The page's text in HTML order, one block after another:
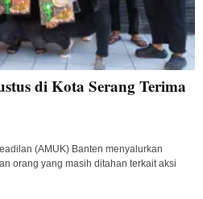
di Kota Serang Terima
(AMUK) Banten menyalurkan
orang yang masih ditahan terkait aksi